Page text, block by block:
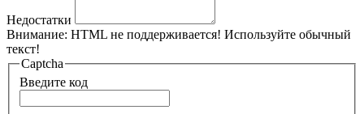
Недостатки
Внимание: HTML не поддерживается! Используйте обычный
текст!
Captcha
Введите код